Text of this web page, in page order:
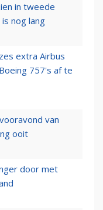
in tweede
nog lang
extra Airbus
757's af te
van
ooit
door met